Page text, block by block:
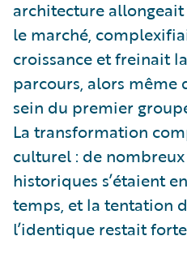
architecture
le marché,
croissance et freinait
parcours, alors même
sein du premier
La transformation
culturel : de
historiques s’étaient
temps, et la tentation
l’identique restait